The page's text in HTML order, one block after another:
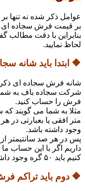
عوامل ذکر شده نه تنها
بر قیمت فرش سجاده ای
بنابراین با دقت
لحاظ نمایید.
🔶 ابتدا باید شانه
شانه فرش سجاده ای ذکر
شرکت سجاده باف به شما
فرش را حساب کنید.
وجود داشته باشد.
داریم اگر با این حساب
کنیم باید ۵۰ گره وجود داشته باشد.
🔶 دوم باید تراکم